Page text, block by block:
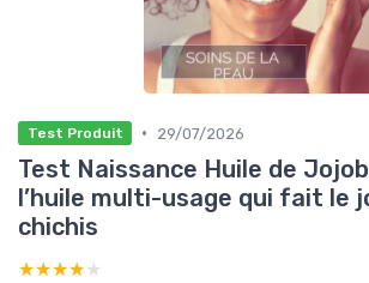
Test Produit • 29/07/2026
Test Naissance Huile de
l’huile multi-usage qui fait le
chichis
★★★★★
★★★★★